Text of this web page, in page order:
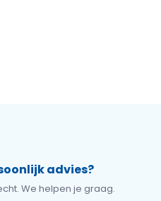
advies?
We helpen je graag.